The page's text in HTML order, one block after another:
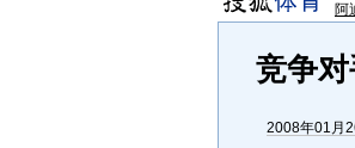
阿
竞争
2008年01月